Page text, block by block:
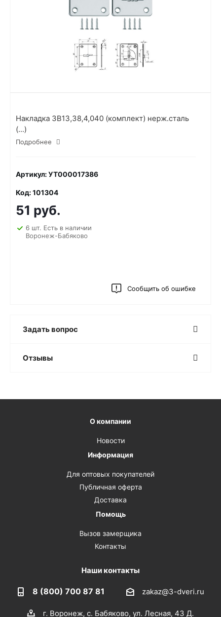
Накладка 3В13,38,4,040 (комплект) нерж.сталь
(...)
Подробнее
Артикул: УТ000017386
Код: 101304
51 руб.
6 шт. Есть в наличии
Воронеж-Бабяково
Сообщить об ошибке
Задать вопрос
Отзывы
О компании
Новости
Информация
Для оптовых покупателей
Публичная оферта
Доставка
Помощь
Вызов замерщика
Контакты
Наши контакты
8 (800) 700 87 81 zakaz@3-dveri.ru
г. Воронеж, с. Бабяково, ул. Лесная, 43 Д.